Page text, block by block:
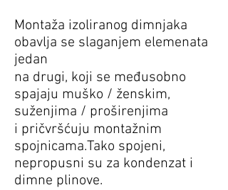
Montaža izoliranog dimnjaka
obavlja se slaganjem elemenata
jedan
na drugi, koji se međusobno
spajaju muško / ženskim,
suženjima / proširenjima
i pričvršćuju montažnim
spojnicama.Tako spojeni,
nepropusni su za kondenzat i
dimne plinove.